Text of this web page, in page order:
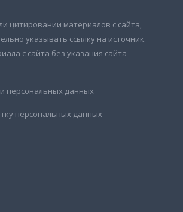
цитировании материалов с сайта,
указывать ссылку на источник.
с сайта без указания сайта
персональных данных
персональных данных